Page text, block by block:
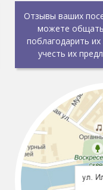
Отзывы ваших
можете
поблагодарить
учесть их